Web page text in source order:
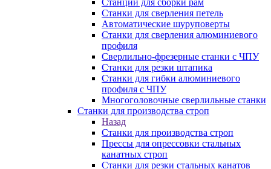
Станции для сборки рам
Станки для сверления петель
Автоматические шуруповерты
Станки для сверления алюминиевого
профиля
Сверлильно-фрезерные станки с ЧПУ
Станки для резки штапика
Станки для гибки алюминиевого
профиля с ЧПУ
Многоголовочные сверлильные станки
Станки для производства строп
Назад
Станки для производства строп
Прессы для опрессовки стальных
канатных строп
Станки для резки стальных канатов